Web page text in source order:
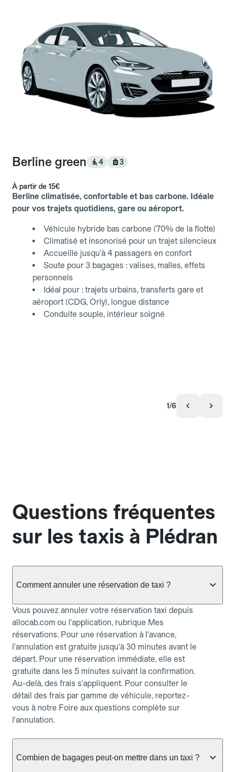
Berline green 4 3
À partir de 15€
Berline climatisée, confortable et bas carbone. Idéale
pour vos trajets quotidiens, gare ou aéroport.
Véhicule hybride bas carbone (70% de la flotte)
Climatisé et insonorisé pour un trajet silencieux
Accueille jusqu'à 4 passagers en confort
Soute pour 3 bagages : valises, malles, effets
personnels
Idéal pour : trajets urbains, transferts gare et
aéroport (CDG, Orly), longue distance
Conduite souple, intérieur soigné
1/6
Questions fréquentes
sur les taxis à Plédran
Comment annuler une réservation de taxi ?
Vous pouvez annuler votre réservation taxi depuis
allocab.com ou l'application, rubrique Mes
réservations. Pour une réservation à l'avance,
l'annulation est gratuite jusqu'à 30 minutes avant le
départ. Pour une réservation immédiate, elle est
gratuite dans les 5 minutes suivant la confirmation.
Au-delà, des frais s'appliquent. Pour consulter le
détail des frais par gamme de véhicule, reportez-
vous à notre Foire aux questions complète sur
l'annulation.
Combien de bagages peut-on mettre dans un taxi ?